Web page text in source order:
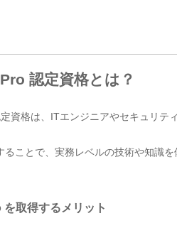
認定資格とは？
資格は、ITエンジニアやセキュリテ
ることで、実務レベルの技術や知識
取得するメリット